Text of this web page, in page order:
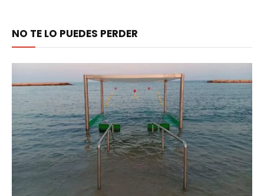
NO TE LO PUEDES PERDER